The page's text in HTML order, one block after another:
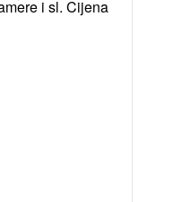
i sl. Cijena